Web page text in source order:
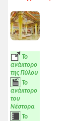
Το
ανάκτορο
της Πύλου
Το
ανάκτορο
του
Νέστορα
Το